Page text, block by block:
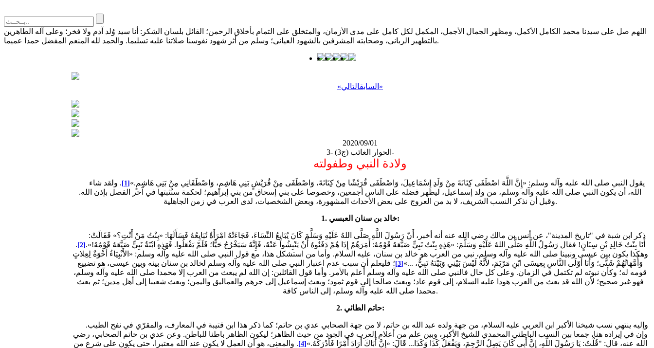
اللهم صل على سيدنا محمد الكامل الأكمل، ومظهر الجمال الأجمل، المكمل لكل كامل على مدى الأزمان، والمتخلق على التمام بأخلاق الرحمن؛ القائل بلسان الشكر: أنا سيد وُلد آدم ولا فخر؛ وعلى آله الطاهرين
بالتطهير الرباني، وصحابته المشرفين بالشهود العياني؛ وسلم من أثر شهود نفوسنا صلاتنا عليه تسليما. والحمد لله المنعم المفضل حمدا عميما.
« السابقالتالي »
2020/09/01
الحوار الغائب (ج3) -3-
ولادة النبي وطفولته
يقول النبي صلى الله عليه وآله وسلم: «إِنَّ اللَّهَ اصْطَفَى كِنَانَةَ مِنْ وَلَدِ إِسْمَاعِيلَ، وَاصْطَفَى قُرَيْشًا مِنْ كِنَانَةَ، وَاصْطَفَى مِنْ قُرَيْشٍ بَنِي هَاشِمٍ، وَاصْطَفَانِي مِنْ بَنِي هَاشِمٍ.» [1]
. ولقد شاء
الله، أن يكون النبي صلى الله عليه وآله وسلم، من ولد إسماعيل، ليظهر فضله على الناس أجمعين، وخصوصا على بني إسحاق من بني إبراهيم؛ لحكمة سنُثبتها في آخر الفصل بإذن الله.
وقبل أن نذكر النسب الشريف، لا بد من العروج على بعض الأحداث المشهورة، وبعض الشخصيات، لدى العرب في زمن الجاهلية.
1. خالد بن سنان العبسي:
أَنَا بِنْتُ خَالِدِ بْنِ سِنَانٍ! فقال رَسُولُ اللَّهِ صَلَّى اللهُ عَلَيْهِ وَسَلَّمَ: «هَذِهِ بِنْتُ نَبِيٍّ ضَيَّعَهُ قَوْمُهُ: أَمَرَهُمْ إِذَا هُمْ دَفَنُوهُ أَنْ يَنْبِشُوا عَنْهُ، فَإِنَّهُ سَيَخْرُجُ حَيًّا؛ فَلَمْ يَفْعَلُوا. فَهَذِهِ ابْنَةُ نَبِيٍّ ضَيَّعَهُ قَوْمُهُ!». [2]
.
وهكذا يكون بين عيسى ونبينا صلى الله عليه وآله وسلم، نبي من العرب هو خالد بن سنان، عليه السلام. وأما من استشكل هذا، مع قول النبي صلى الله عليه وآله وسلم: «الأَنْبِيَاءُ أُخْوَةٌ لِعِلاتٍ
وَأُمَّهَاتُهُمْ شَتَّى؛ وَأَنَا أَوْلَى النَّاسِ بِعِيسَى ابْنِ مَرْيَمَ، لأَنَّهُ لَيْسَ بَيْنِي وَبَيْنَهُ نَبِيٌّ، ...» [3]
؛ فليعلم أن سبب عدم اعتبار النبي صلى الله عليه وآله وسلم لخالد بن سنان بينه وبين عيسى، هو تضييع
قومه له؛ وكأن نبوته لم تكتمل في الزمان. وعلى كل حال فالنبي صلى الله عليه وآله وسلم أعلم بالأمر. وأما قول القائلين: إن الله لم يبعث من العرب إلا محمدا صلى الله عليه وآله وسلم،
فهو غير صحيح؛ لأن الله قد بعث من العرب هودا عليه السلام، إلى قوم عاد؛ وبعث صالحا إلى قوم ثمود؛ وبعث إسماعيل إلى جرهم والعماليق واليمن؛ وبعث شعيبا إلى أهل مدين؛ ثم بعث
محمدا صلى الله عليه وآله وسلم، إلى الناس كافة.
2. حاتم الطائي:
وإن في إيراده هنا، جمعا بين النسب الباطني المحمدي للشيخ الأكبر، وبين علم من أعلام العرب في الجود من حيث الظاهر؛ ليكون الظاهر باطنا للباطن. وعن عدي بن حاتم الصحابي، رضي
الله عنه، قال: "قُلْتُ: يَا رَسُولَ اللَّهِ، إِنَّ أَبِي كَانَ يَصِلُ الرَّحِمَ، وَيَفْعَلُ كَذَا وَكَذَا... قَالَ: «إِنَّ أَبَاكَ أَرَادَ أَمْرًا فَأَدْرَكَهُ.» [4]
. والمعنى، هو أن العمل لا يكون عند الله معتبرا، حتى يكون على شرع من